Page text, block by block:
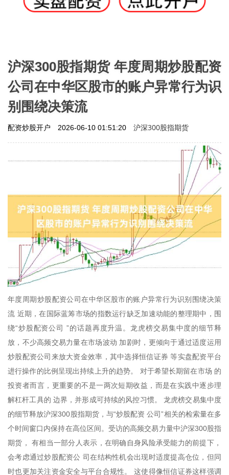
沪深300股指期货 年度周期炒股配资
公司在中华区股市的账户异常行为识
别围绕决策流
配资炒股开户 2026-06-10 01:51:20 沪深300股指期货
年度周期炒股配资公司在中华区股市的账户异常行为识别围绕决策
流 近期，在国际蓝筹市场的指数运行缺乏加速动能的整理期中，围
绕“炒股配资公司 ”的话题再度升温。龙虎榜交易集中度的细节释
放，不少高频交易力量在市场波动 加剧时，更倾向于通过适度运用
炒股配资公司来放大资金效率，其中选择恒信证券 等实盘配资平台
进行操作的比例呈现出持续上升的趋势。 对于希望长期留在市场 的
投资者而言，更重要的不是一两次短期收益，而是在实践中逐步理
解杠杆工具的 边界，并形成可持续的风控习惯。 龙虎榜交易集中度
的细节释放沪深300股指期货，与“炒股配资 公司”相关的检索量在多
个时间窗口内保持在高位区间。受访的高频交易力量中沪深300股指
期货， 有相当一部分人表示，在明确自身风险承受能力的前提下，
会考虑通过炒股配资公 司在结构性机会出现时适度提高仓位，但同
时也更加关注资金安全与平台合规性。 这使得像恒信证券这样强调